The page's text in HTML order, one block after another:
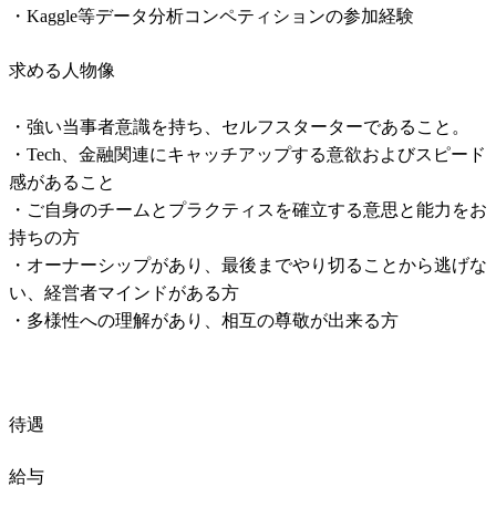
・Kaggle等データ分析コンペティションの参加経験
求める人物像
・強い当事者意識を持ち、セルフスターターであること。
・Tech、金融関連にキャッチアップする意欲およびスピード
感があること
・ご自身のチームとプラクティスを確立する意思と能力をお
持ちの方
・オーナーシップがあり、最後までやり切ることから逃げな
い、経営者マインドがある方
・多様性への理解があり、相互の尊敬が出来る方
待遇
給与